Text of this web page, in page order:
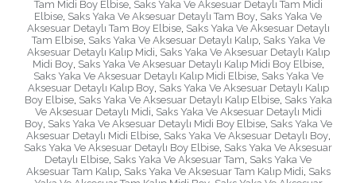
Tam Midi Boy Elbise, Saks Yaka Ve Aksesuar Detaylı Tam Midi
Elbise, Saks Yaka Ve Aksesuar Detaylı Tam Boy, Saks Yaka Ve
Aksesuar Detaylı Tam Boy Elbise, Saks Yaka Ve Aksesuar Detaylı
Tam Elbise, Saks Yaka Ve Aksesuar Detaylı Kalıp, Saks Yaka Ve
Aksesuar Detaylı Kalıp Midi, Saks Yaka Ve Aksesuar Detaylı Kalıp
Midi Boy, Saks Yaka Ve Aksesuar Detaylı Kalıp Midi Boy Elbise,
Saks Yaka Ve Aksesuar Detaylı Kalıp Midi Elbise, Saks Yaka Ve
Aksesuar Detaylı Kalıp Boy, Saks Yaka Ve Aksesuar Detaylı Kalıp
Boy Elbise, Saks Yaka Ve Aksesuar Detaylı Kalıp Elbise, Saks Yaka
Ve Aksesuar Detaylı Midi, Saks Yaka Ve Aksesuar Detaylı Midi
Boy, Saks Yaka Ve Aksesuar Detaylı Midi Boy Elbise, Saks Yaka Ve
Aksesuar Detaylı Midi Elbise, Saks Yaka Ve Aksesuar Detaylı Boy,
Saks Yaka Ve Aksesuar Detaylı Boy Elbise, Saks Yaka Ve Aksesuar
Detaylı Elbise, Saks Yaka Ve Aksesuar Tam, Saks Yaka Ve
Aksesuar Tam Kalıp, Saks Yaka Ve Aksesuar Tam Kalıp Midi, Saks